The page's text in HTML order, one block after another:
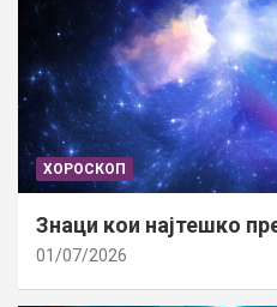
ХОРОСКОП
Знаци кои најтешко
01/07/2026